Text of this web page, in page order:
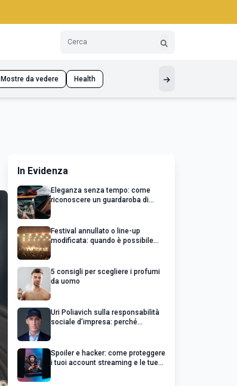
Mostre da vedere Health
In Evidenza
Eleganza senza tempo: come
riconoscere un guardaroba di
Festival annullato o line-up
modificata: quando è possibile
5 consigli per scegliere i profumi
da uomo
Uri Poliavich sulla responsabilità
sociale d’impresa: perché
Spoiler e hacker: come proteggere
i tuoi account streaming e le tue